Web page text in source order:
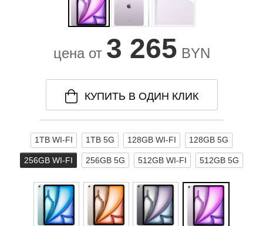
цена от 3 265 BYN
КУПИТЬ В ОДИН КЛИК
1TB WI-FI 1TB 5G 128GB WI-FI 128GB 5G
256GB WI-FI 256GB 5G 512GB WI-FI 512GB 5G